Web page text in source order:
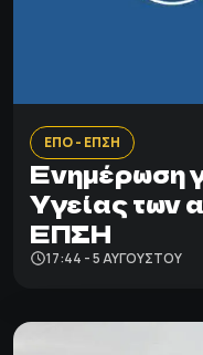
ΕΠΟ - ΕΠΣΗ
Ενημέρωση
Υγείας των
ΕΠΣΗ
17:44 - 5 ΑΥΓΟΎΣΤΟΥ